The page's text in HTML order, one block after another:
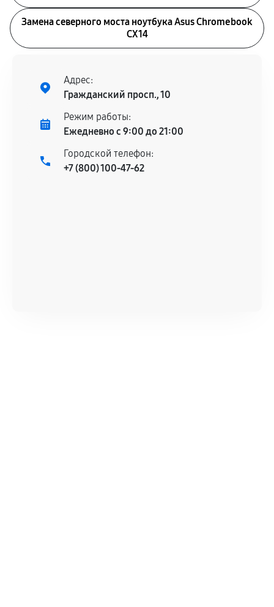
Замена северного моста ноутбука Asus Chromebook
CX14
Адрес:
Гражданский просп., 10
Режим работы:
Ежедневно с 9:00 до 21:00
Городской телефон:
+7 (800) 100-47-62